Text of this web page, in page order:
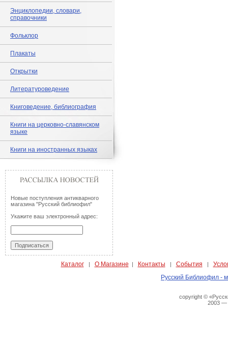
Энциклопедии, словари,
справочники
Фольклор
Плакаты
Открытки
Литературоведение
Книговедение, библиография
Книги на церковно-славянском
языке
Книги на иностранных языках
Новые поступления антикварного
магазина "Русский библиофил"
Укажите ваш электронный адрес:
Каталог| О Магазине | Контакты | События |
Русский Библиофил -
copyright ©
2003 —